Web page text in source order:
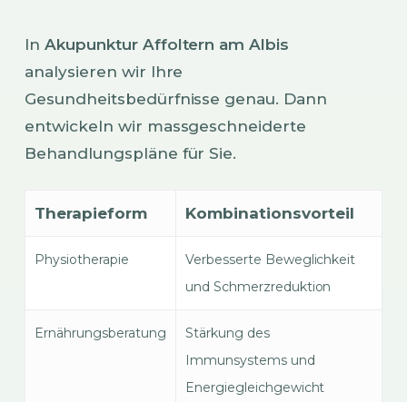
In Akupunktur Affoltern am Albis
analysieren wir Ihre
Gesundheitsbedürfnisse genau. Dann
entwickeln wir massgeschneiderte
Behandlungspläne für Sie.
Therapieform Kombinationsvorteil
Physiotherapie
Verbesserte Beweglichkeit
und Schmerzreduktion
Ernährungsberatung
Stärkung des
Immunsystems und
Energiegleichgewicht